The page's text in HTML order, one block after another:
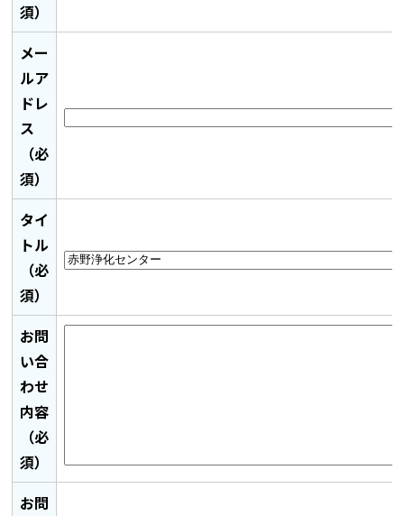
須）
メー
ルア
ドレ
ス
（必
須）
タイ
トル
（必
須）
お問
い合
わせ
内容
（必
須）
お問